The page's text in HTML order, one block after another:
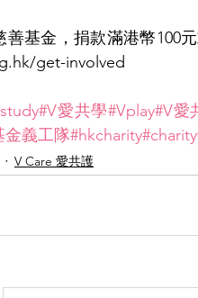
基金，捐款滿港幣100
get-involved
#V愛共學#Vplay#V愛
金義工隊#hkcharity
V Care 愛共護